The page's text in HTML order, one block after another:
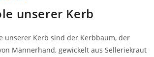
unserer Kerb
unserer Kerb sind der Kerbbaum, der
Männerhand, gewickelt aus Selleriekraut